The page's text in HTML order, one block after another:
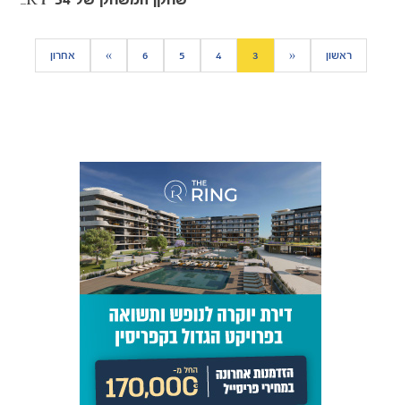
ראשון «
3
4
5
6
» אחרון